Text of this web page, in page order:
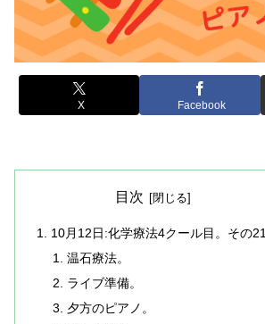
X Facebook
目次
10月12日:化学療法4クール目。その21
温石療法。
ライブ準備。
夕方のピアノ。